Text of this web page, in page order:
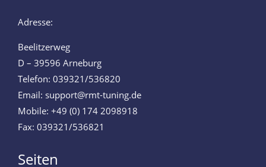
Adresse:
Beelitzerweg
D – 39596 Arneburg
Telefon: 039321/536820
Email: support@rmt-tuning.de
Mobile: +49 (0) 174 2098918
Fax: 039321/536821
Seiten